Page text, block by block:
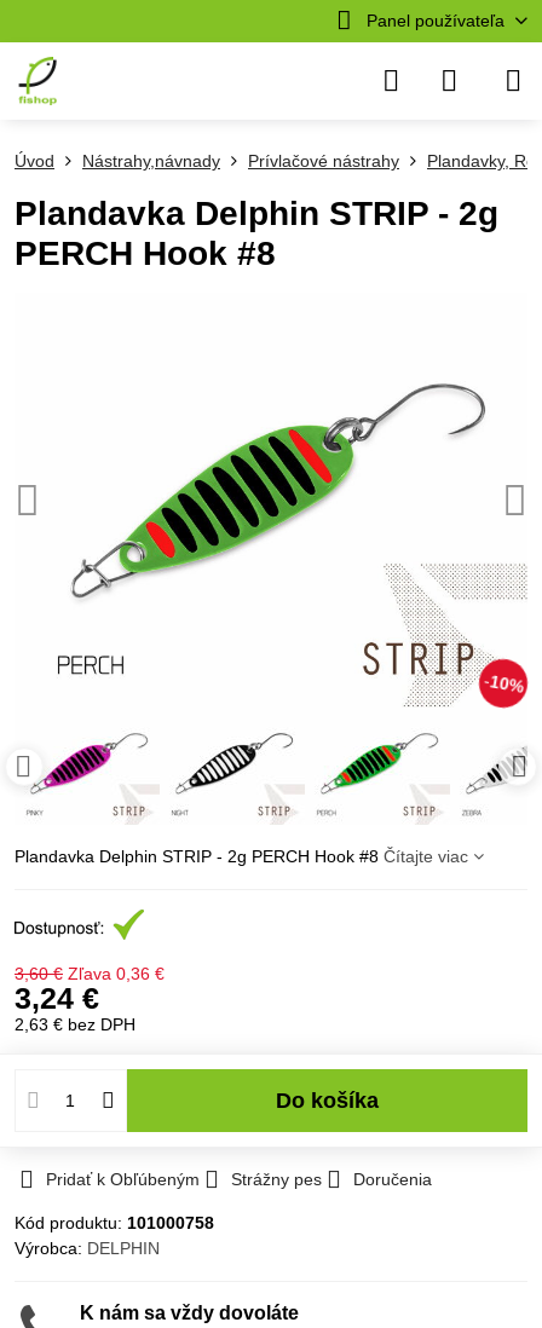
Panel používateľa
10%
Úvod Nástrahy,návnady Prívlačové nástrahy Plandavky,
Plandavka Delphin STRIP - 2g
PERCH Hook #8
Plandavka Delphin STRIP - 2g PERCH Hook #8 Čítajte viac
3,60 € Zľava 0,36 €
3,24 €
2,63 € bez DPH
Do košíka
Pridať k Obľúbeným Strážny pes Doručenia
Kód produktu: 101000758
Výrobca: DELPHIN
K nám sa vždy dovoláte